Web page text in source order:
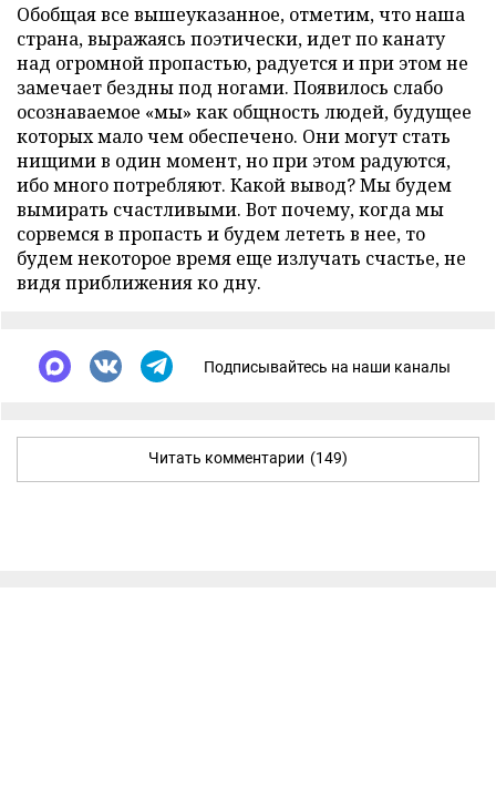
Обобщая все вышеуказанное, отметим, что наша
страна, выражаясь поэтически, идет по канату
над огромной пропастью, радуется и при этом не
замечает бездны под ногами. Появилось слабо
осознаваемое «мы» как общность людей, будущее
которых мало чем обеспечено. Они могут стать
нищими в один момент, но при этом радуются,
ибо много потребляют. Какой вывод? Мы будем
вымирать счастливыми. Вот почему, когда мы
сорвемся в пропасть и будем лететь в нее, то
будем некоторое время еще излучать счастье, не
видя приближения ко дну.
Подписывайтесь на наши каналы
Читать комментарии (149)